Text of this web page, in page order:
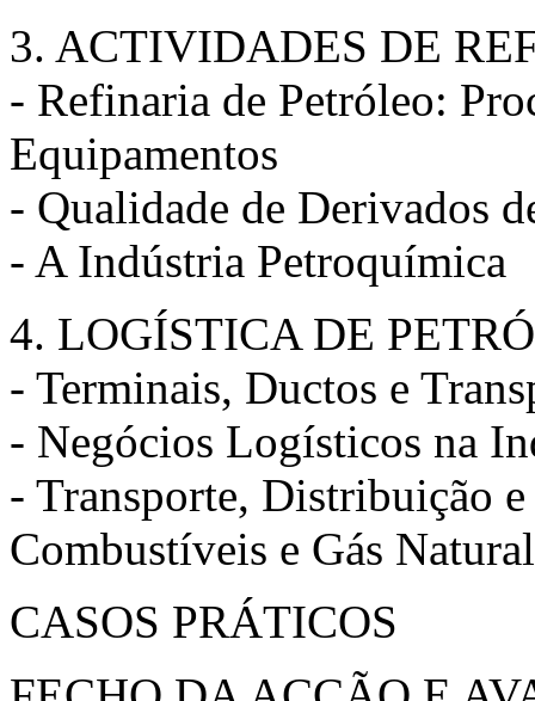
3. ACTIVIDADES DE
- Refinaria de Petróleo:
Equipamentos
- Qualidade de Derivados
- A Indústria Petroquímica
4. LOGÍSTICA DE
- Terminais, Ductos e
- Negócios Logísticos na
- Transporte, Distribuição
Combustíveis e Gás Natural
CASOS PRÁTICOS